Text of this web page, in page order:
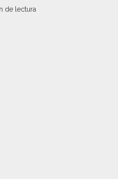
de lectura